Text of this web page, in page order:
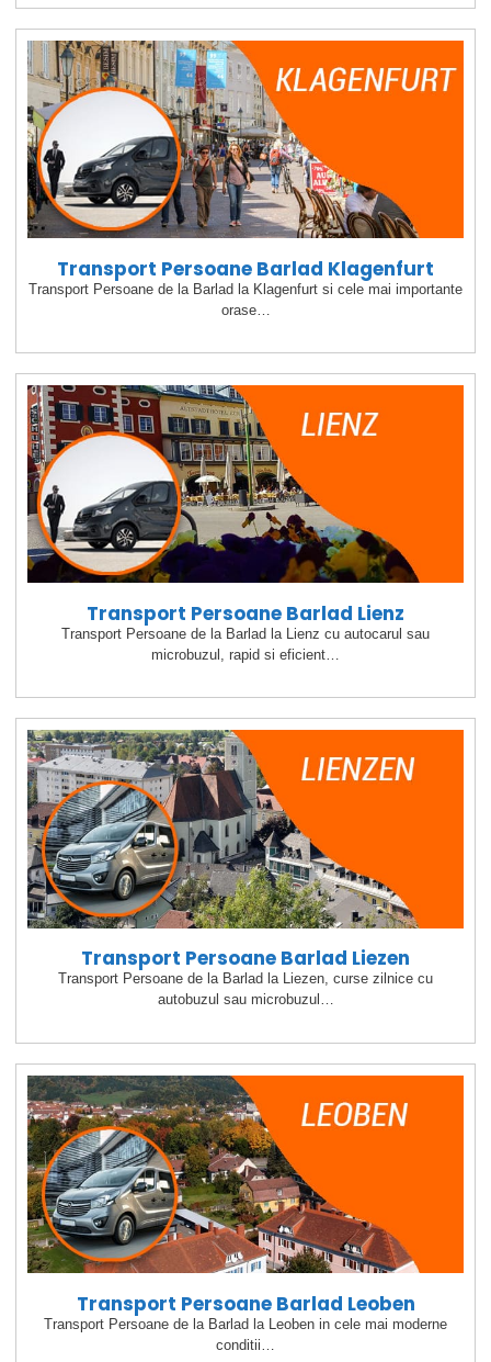
Transport Persoane Barlad Klagenfurt
Transport Persoane de la Barlad la Klagenfurt si cele mai importante
orase…
Transport Persoane Barlad Lienz
Transport Persoane de la Barlad la Lienz cu autocarul sau
microbuzul, rapid si eficient…
Transport Persoane Barlad Liezen
Transport Persoane de la Barlad la Liezen, curse zilnice cu
autobuzul sau microbuzul…
Transport Persoane Barlad Leoben
Transport Persoane de la Barlad la Leoben in cele mai moderne
conditii…